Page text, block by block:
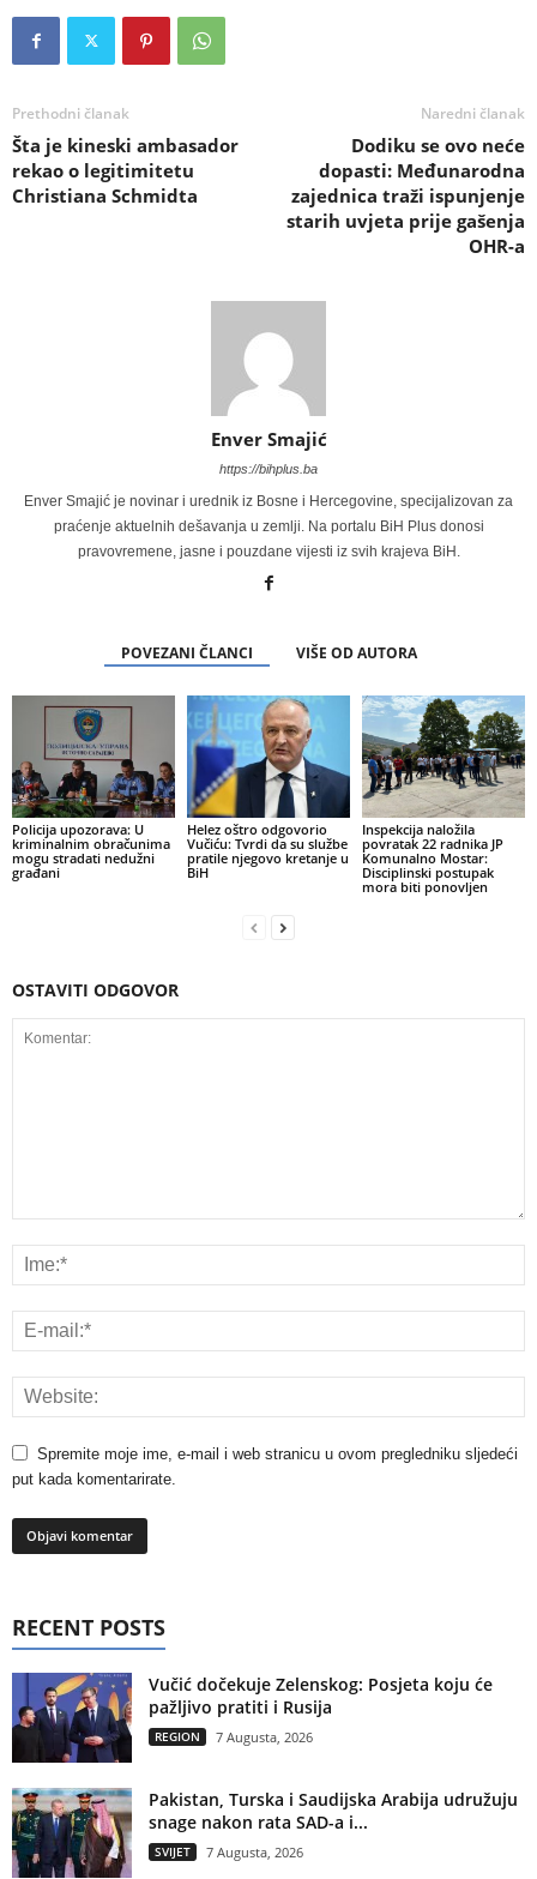
Prethodni članak
Šta je kineski ambasador
rekao o legitimitetu
Christiana Schmidta
Naredni članak
Dodiku se ovo neće
dopasti: Međunarodna
zajednica traži ispunjenje
starih uvjeta prije gašenja
OHR-a
Enver Smajić
https://bihplus.ba
Enver Smajić je novinar i urednik iz Bosne i Hercegovine, specijalizovan za
praćenje aktuelnih dešavanja u zemlji. Na portalu BiH Plus donosi
pravovremene, jasne i pouzdane vijesti iz svih krajeva BiH.
POVEZANI ČLANCI VIŠE OD AUTORA
Policija upozorava: U
kriminalnim obračunima
mogu stradati nedužni
građani
Helez oštro odgovorio
Vučiću: Tvrdi da su službe
pratile njegovo kretanje u
BiH
Inspekcija naložila
povratak 22 radnika JP
Komunalno Mostar:
Disciplinski postupak
mora biti ponovljen
OSTAVITI ODGOVOR
Spremite moje ime, e-mail i web stranicu u ovom pregledniku sljedeći
put kada komentarirate.
RECENT POSTS
Vučić dočekuje Zelenskog: Posjeta koju će
pažljivo pratiti i Rusija
REGION 7 Augusta, 2026
Pakistan, Turska i Saudijska Arabija udružuju
snage nakon rata SAD-a i...
SVIJET 7 Augusta, 2026